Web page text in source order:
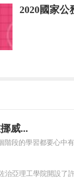
時間內只選擇
D.密集性分銷
有()方面。
平衡
平衡
2020國家
威...